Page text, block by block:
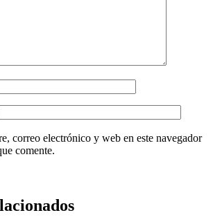
correo electrónico y web en este navegador
comente.